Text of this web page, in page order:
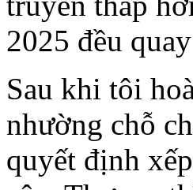
2025 đều
Sau khi tôi
nhường chỗ
quyết định